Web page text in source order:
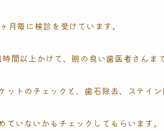
月毎に検診を受けています。
間以上かけて、腕の良い歯医者さんま
ットのチェックと、歯石除去、ステイン
ていないかもチェックしてもらいます。